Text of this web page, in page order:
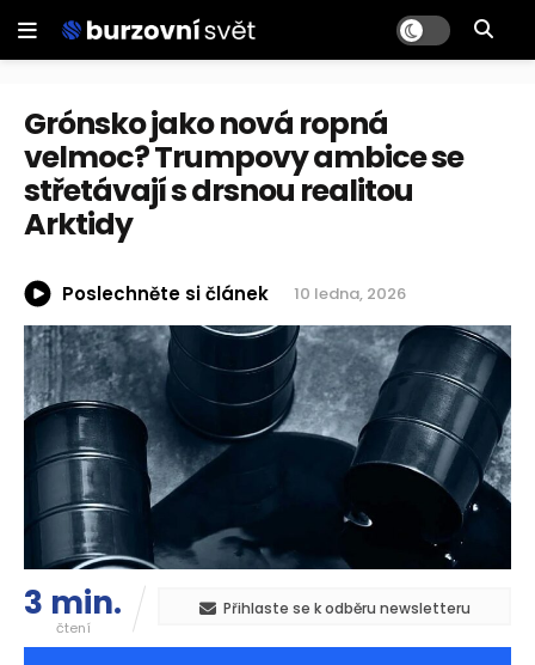
Grónsko jako nová ropná
velmoc? Trumpovy ambice se
střetávají s drsnou realitou
Arktidy
Poslechněte si článek 10 ledna, 2026
3 min.
čtení
Přihlaste se k odběru newsletteru